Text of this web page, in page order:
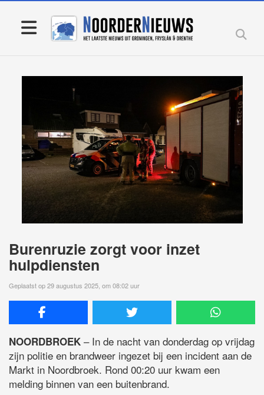
Burenruzie zorgt voor inzet
hulpdiensten
Geplaatst op 29 augustus 2025, om 08:02 uur
NOORDBROEK – In de nacht van donderdag op vrijdag
zijn politie en brandweer ingezet bij een incident aan de
Markt in Noordbroek. Rond 00:20 uur kwam een
melding binnen van een buitenbrand.